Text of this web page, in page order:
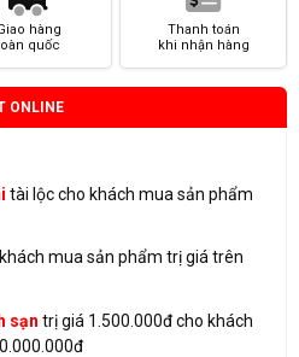
hàng
quốc
Thanh toán
khi nhận hàng
ONLINE
tài lộc cho khách mua sản phẩm
mua sản phẩm trị giá trên
sạn trị giá 1.500.000đ cho khách